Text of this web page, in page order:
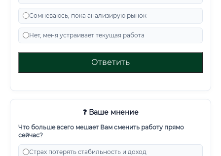
Сомневаюсь, пока анализирую рынок
Нет, меня устраивает текущая работа
Ответить
❓ Ваше мнение
Что больше всего мешает Вам сменить работу прямо
сейчас?
Страх потерять стабильность и доход